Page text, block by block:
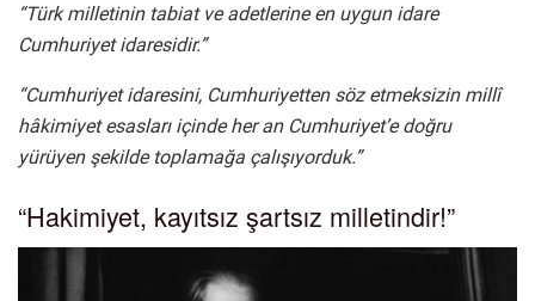
“Türk milletinin tabiat ve adetlerine en uygun idare
Cumhuriyet idaresidir.”
“Cumhuriyet idaresini, Cumhuriyetten söz etmeksizin millî
hâkimiyet esasları içinde her an Cumhuriyet’e doğru
yürüyen şekilde toplamağa çalışıyorduk.”
“Hakimiyet, kayıtsız şartsız milletindir!”